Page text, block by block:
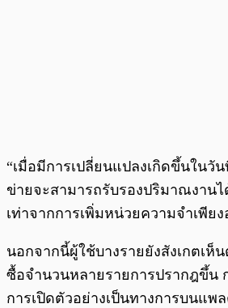
“เมื่อมีการเปลี่ยนแปลงเกิดขึ้นในวัน
ข่ายจะสามารถรับรองปริมาณงาน
เท่าจากการเพิ่มหน่วยความจำเพียง
นอกจากนี้ผู้ใช้บางรายยังสังเกตเห็
ซื้อจำนวนหลายรายการปรากฎขึ้น
การเปิดตัวอย่างเป็นทางการบนแพ